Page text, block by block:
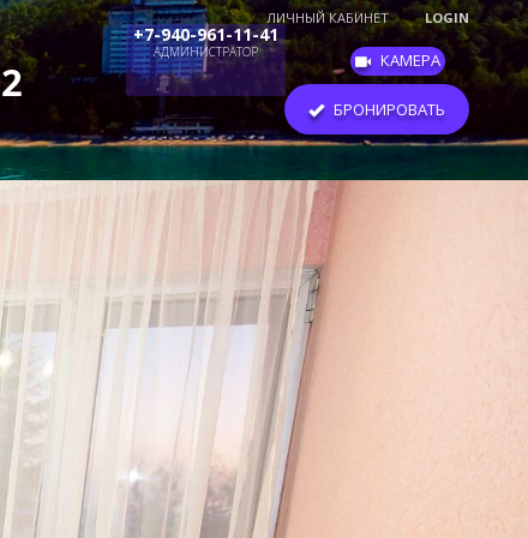
ЛИЧНЫЙ КАБИНЕТ LOGIN
+7-940-961-11-41
АДМИНИСТРАТОР КАМЕРА
БРОНИРОВАТЬ